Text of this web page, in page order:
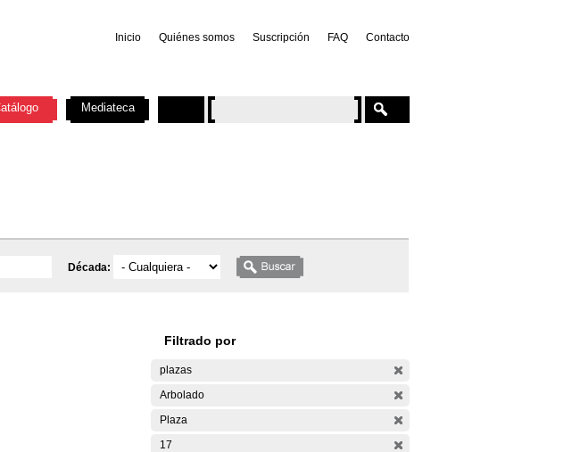
Inicio Quiénes somos Suscripción FAQ Contacto
Década:
Filtrado por
plazas
Arbolado
Plaza
17
Mediateca